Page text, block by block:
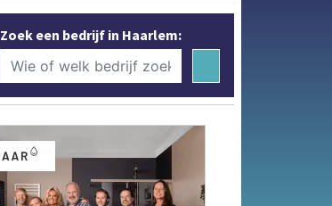
Zoek een bedrijf in Haarlem: